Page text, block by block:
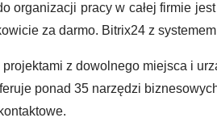
organizacji pracy w całej firmie
za darmo. Bitrix24 z
z dowolnego miejsca i
ponad 35 narzędzi